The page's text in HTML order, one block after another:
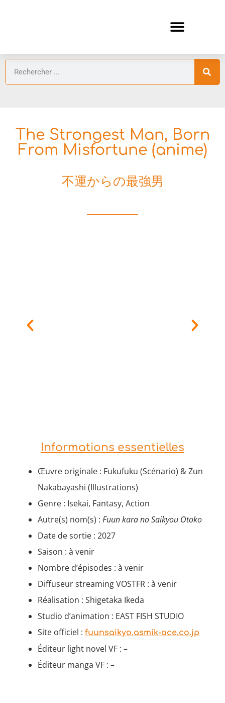
The Strongest Man, Born
From Misfortune (anime)
不運からの最強男
Informations essentielles
Œuvre originale : Fukufuku (Scénario) & Zun
Nakabayashi (Illustrations)
Genre : Isekai, Fantasy, Action
Autre(s) nom(s) : Fuun kara no Saikyou Otoko
Date de sortie : 2027
Saison : à venir
Nombre d’épisodes : à venir
Diffuseur streaming VOSTFR : à venir
Réalisation : Shigetaka Ikeda
Studio d’animation : EAST FISH STUDIO
Site officiel : fuunsaikyo.asmik-ace.co.jp
Éditeur light novel VF : –
Éditeur manga VF : –